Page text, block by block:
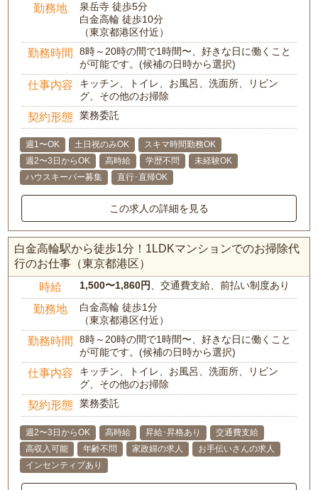
勤務地
泉岳寺 徒歩5分
白金高輪 徒歩10分
（東京都港区付近）
勤務時間
8時～20時の間で1時間〜、好きな日に働くこと
が可能です。(候補の日時から選択)
仕事内容
キッチン、トイレ、お風呂、洗面所、リビン
グ、その他のお掃除
契約形態 業務委託
週1〜OK 土日祝のみOK
スキマ時間勤務OK
週2〜3日からOK
高時給 学歴不問
未経験OK
ハウスキーパー募集
直行･直帰OK
この求人の詳細を見る
白金高輪駅から徒歩1分！1LDKマンションでのお掃除代
行のお仕事（東京都港区）
時給 1,500〜1,860円、交通費支給、前払い制度あり
勤務地
白金高輪 徒歩1分
（東京都港区付近）
勤務時間
8時～20時の間で1時間〜、好きな日に働くこと
が可能です。(候補の日時から選択)
仕事内容
キッチン、トイレ、お風呂、洗面所、リビン
グ、その他のお掃除
契約形態 業務委託
週2〜3日からOK 高時給 昇給･昇格あり
交通費支給
高収入可能
年齢不問 家政婦の求人
お手伝いさんの求人
インセンティブあり